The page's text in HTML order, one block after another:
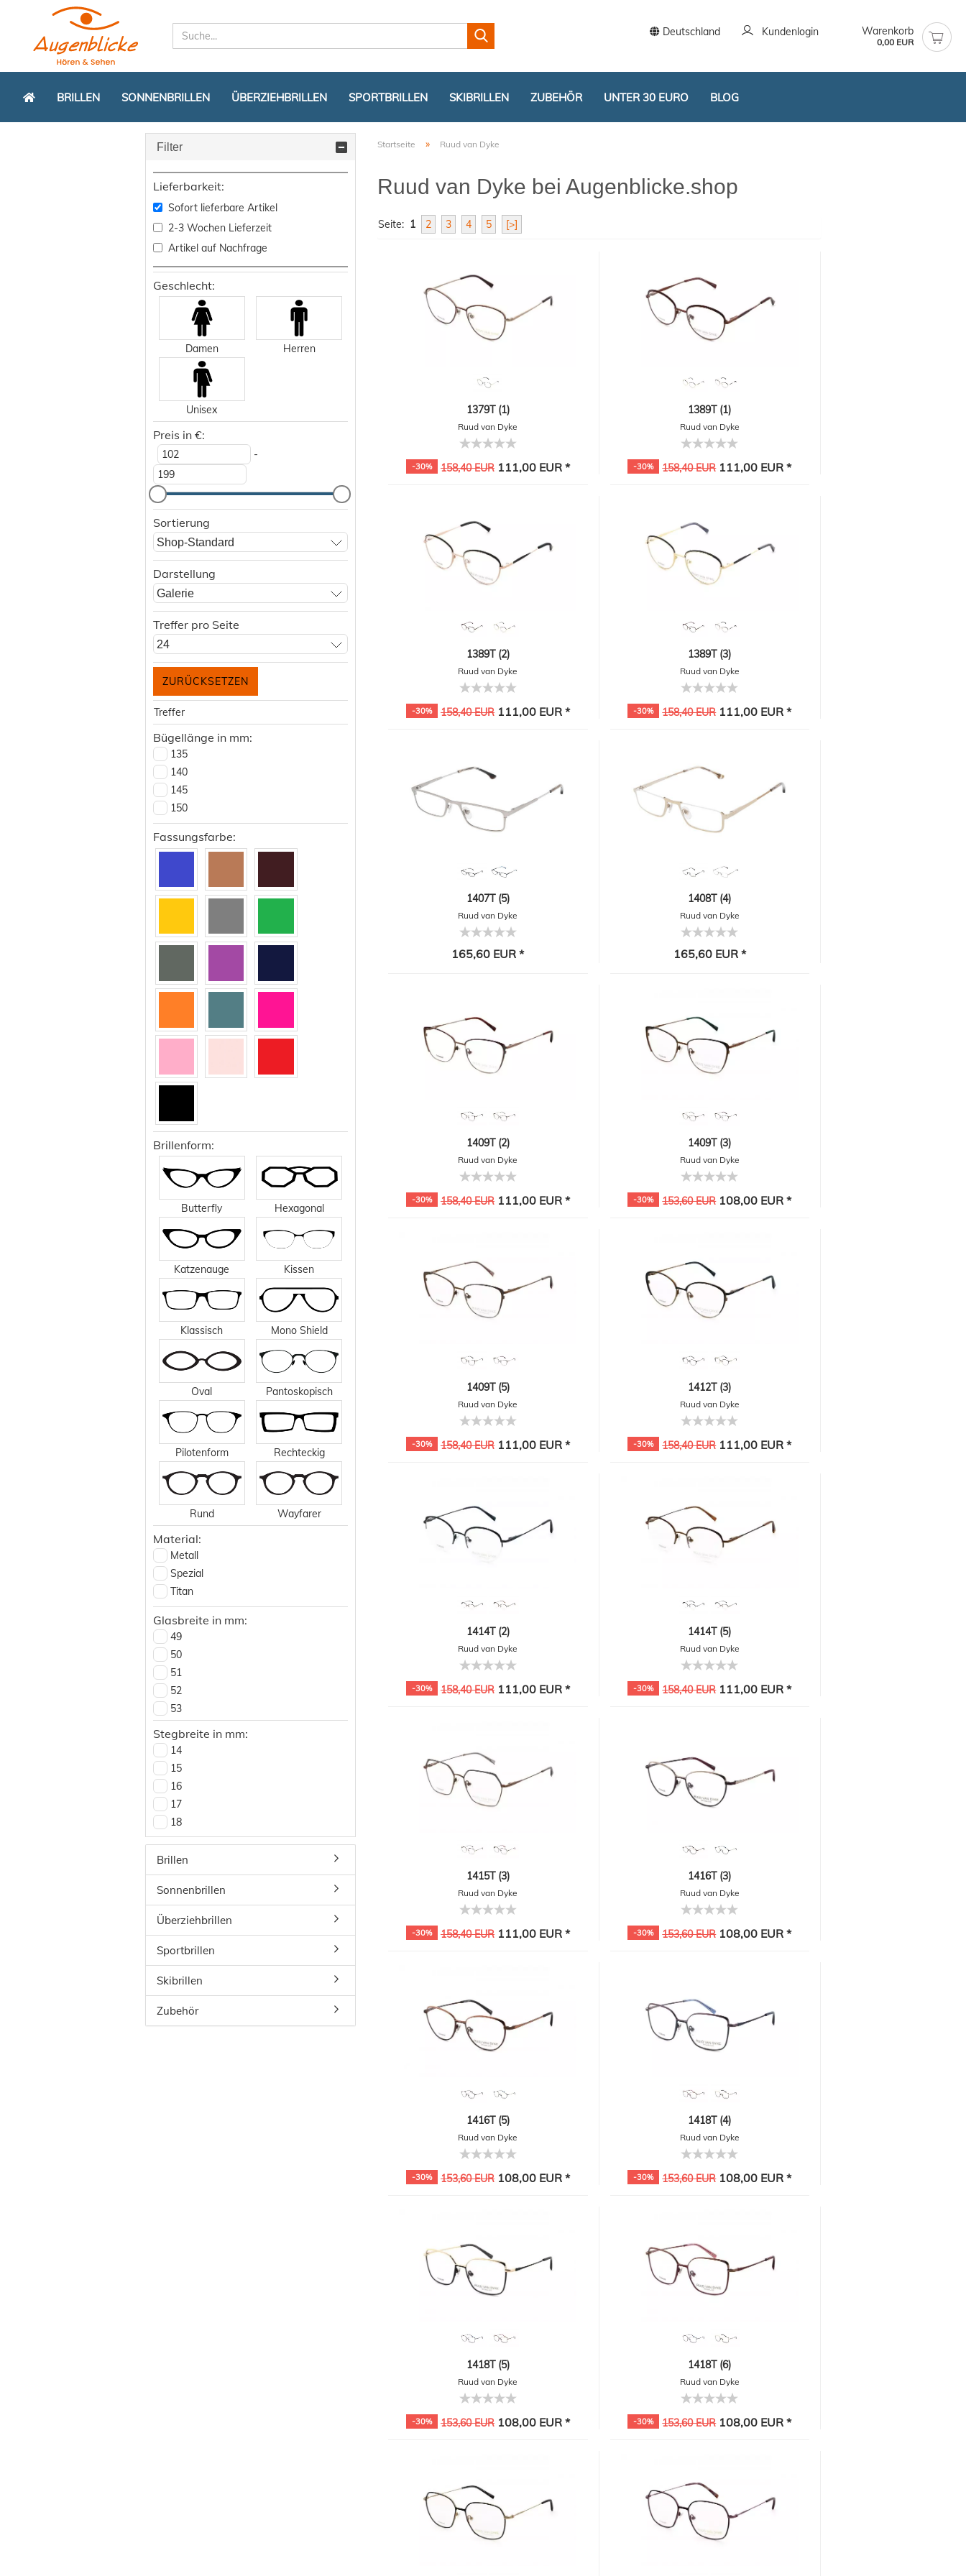
Deutschland
Lieferland
Kundenlogin Warenkorb
0,00 EUR
BRILLEN SONNENBRILLEN ÜBERZIEHBRILLEN SPORTBRILLEN SKIBRILLEN ZUBEHÖR UNTER 30 EURO BLOG
Startseite » Ruud van Dyke
Ruud van Dyke bei Augenblicke.shop
Seite: 1 2 3 4 5 [>]
1379T (1)
Ruud van Dyke
-30% 158,40 EUR111,00 EUR *
1389T (1)
Ruud van Dyke
-30% 158,40 EUR111,00 EUR *
1389T (2)
Ruud van Dyke
-30% 158,40 EUR111,00 EUR *
1389T (3)
Ruud van Dyke
-30% 158,40 EUR111,00 EUR *
1407T (5)
Ruud van Dyke
165,60 EUR *
1408T (4)
Ruud van Dyke
165,60 EUR *
1409T (2)
Ruud van Dyke
-30% 158,40 EUR111,00 EUR *
1409T (3)
Ruud van Dyke
-30% 153,60 EUR108,00 EUR *
1409T (5)
Ruud van Dyke
-30% 158,40 EUR111,00 EUR *
1412T (3)
Ruud van Dyke
-30% 158,40 EUR111,00 EUR *
1414T (2)
Ruud van Dyke
-30% 158,40 EUR111,00 EUR *
1414T (5)
Ruud van Dyke
-30% 158,40 EUR111,00 EUR *
1415T (3)
Ruud van Dyke
-30% 158,40 EUR111,00 EUR *
1416T (3)
Ruud van Dyke
-30% 153,60 EUR108,00 EUR *
1416T (5)
Ruud van Dyke
-30% 153,60 EUR108,00 EUR *
1418T (4)
Ruud van Dyke
-30% 153,60 EUR108,00 EUR *
1418T (5)
Ruud van Dyke
-30% 153,60 EUR108,00 EUR *
1418T (6)
Ruud van Dyke
-30% 153,60 EUR108,00 EUR *
Filter
Lieferbarkeit:
Sofort lieferbare Artikel
2-3 Wochen Lieferzeit
Artikel auf Nachfrage
Geschlecht:
Damen Herren
Unisex
Preis in €:
-
Sortierung
Shop-Standard
Darstellung
Galerie
Treffer pro Seite
24
Treffer
Bügellänge in mm:
135
140
145
150
Fassungsfarbe:
Brillenform:
Butterfly Hexagonal
Katzenauge Kissen
Klassisch Mono Shield
Oval Pantoskopisch
Pilotenform Rechteckig
Rund Wayfarer
Material:
Metall
Spezial
Titan
Glasbreite in mm:
49
50
51
52
53
55
56
57
58
Stegbreite in mm:
14
15
16
17
18
19
20
21
Brillen
Sonnenbrillen
Überziehbrillen
Sportbrillen
Skibrillen
Zubehör